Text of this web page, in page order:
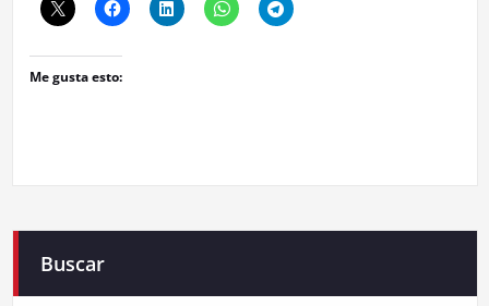
Me gusta esto:
Buscar